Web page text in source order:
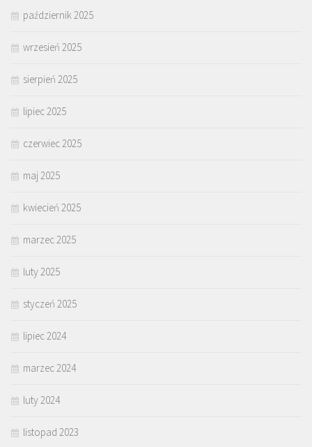
październik 2025
wrzesień 2025
sierpień 2025
lipiec 2025
czerwiec 2025
maj 2025
kwiecień 2025
marzec 2025
luty 2025
styczeń 2025
lipiec 2024
marzec 2024
luty 2024
listopad 2023